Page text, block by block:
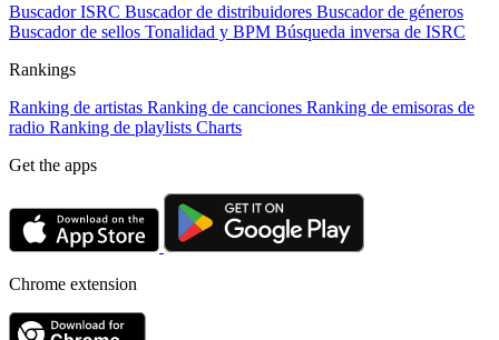
Buscador ISRC Buscador de distribuidores Buscador de géneros
Buscador de sellos Tonalidad y BPM Búsqueda inversa de ISRC
Rankings
Ranking de artistas Ranking de canciones Ranking de emisoras de
radio Ranking de playlists Charts
Get the apps
Chrome extension